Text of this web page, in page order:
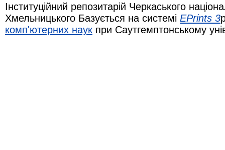
Інституційний репозитарій Черкаського
Хмельницького Базується на системі EPrints 3
комп'ютерних наук при Саутгемптонському